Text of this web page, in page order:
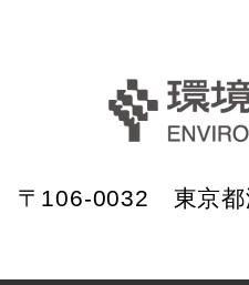
〒106-0032 東京